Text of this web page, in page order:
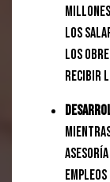
los
los
recibir
asesoría